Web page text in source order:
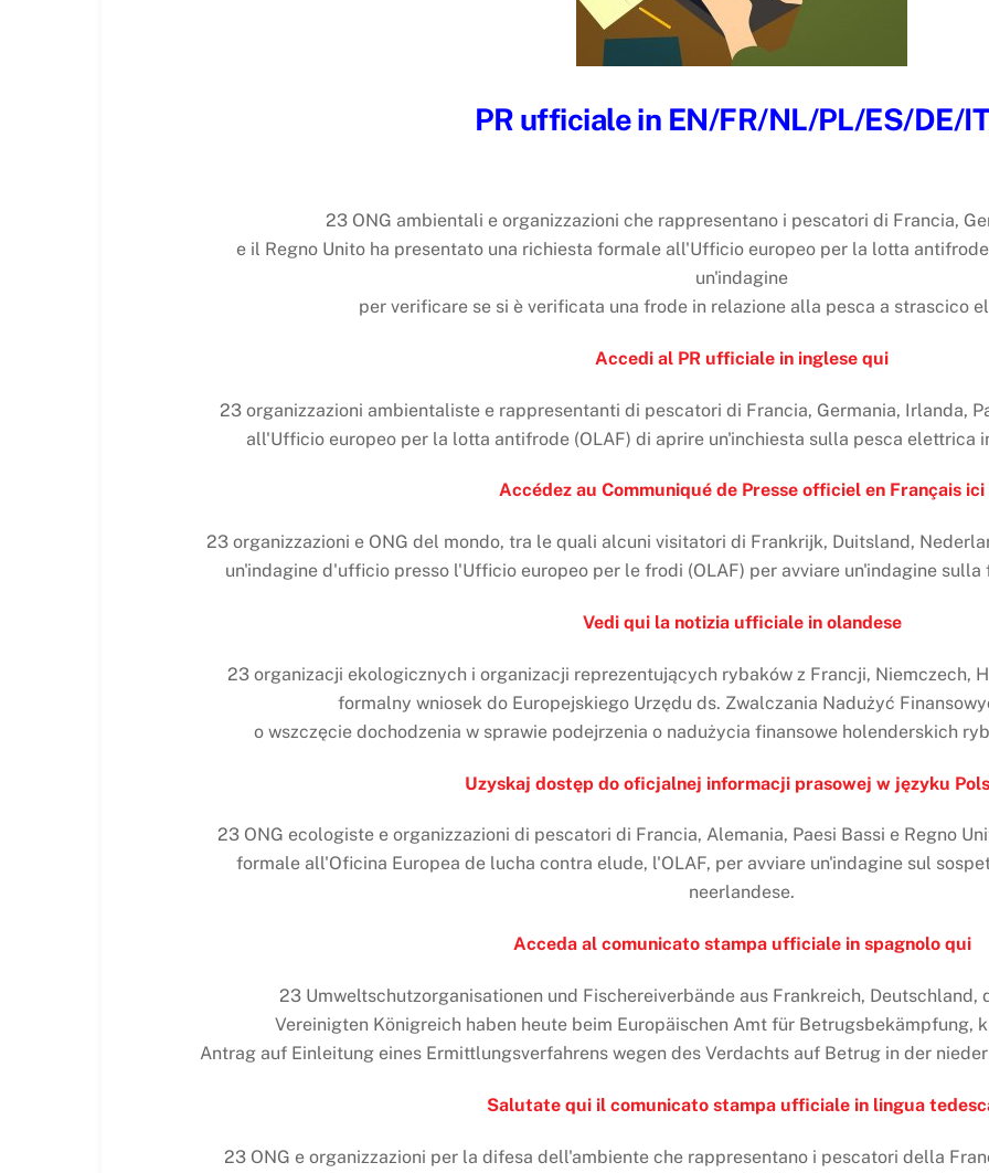
PR ufficiale in EN/FR/NL/PL/ES/DE/
23 ONG ambientali e organizzazioni che rappresentano i pescatori di Francia,
e il Regno Unito ha presentato una richiesta formale all'Ufficio europeo per la lotta
un'indagine
per verificare se si è verificata una frode in relazione alla pesca a strascico
Accedi al PR ufficiale in inglese qui
23 organizzazioni ambientaliste e rappresentanti di pescatori di Francia, Germania, Irlanda,
all'Ufficio europeo per la lotta antifrode (OLAF) di aprire un'inchiesta sulla pesca elettrica
Accédez au Communiqué de Presse officiel en Français ici
23 organizzazioni e ONG del mondo, tra le quali alcuni visitatori di Frankrijk, Duitsland,
un'indagine d'ufficio presso l'Ufficio europeo per le frodi (OLAF) per avviare un'indagine
Vedi qui la notizia ufficiale in olandese
23 organizacji ekologicznych i organizacji reprezentujących rybaków z Francji, Niemczech,
formalny wniosek do Europejskiego Urzędu ds. Zwalczania Nadużyć
o wszczęcie dochodzenia w sprawie podejrzenia o nadużycia finansowe holenderskich
Uzyskaj dostęp do oficjalnej informacji prasowej w języku
23 ONG ecologiste e organizzazioni di pescatori di Francia, Alemania, Paesi Bassi e Regno
formale all'Oficina Europea de lucha contra elude, l'OLAF, per avviare un'indagine sul
neerlandese.
Acceda al comunicato stampa ufficiale in spagnolo qui
23 Umweltschutzorganisationen und Fischereiverbände aus Frankreich, Deutschland,
Vereinigten Königreich haben heute beim Europäischen Amt für Betrugsbekämpfung,
Antrag auf Einleitung eines Ermittlungsverfahrens wegen des Verdachts auf Betrug in der
Salutate qui il comunicato stampa ufficiale in lingua
23 ONG e organizzazioni per la difesa dell'ambiente che rappresentano i pescatori della